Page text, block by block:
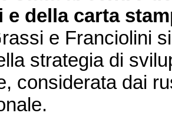
e della carta
e Franciolini
strategia di
considerata dai